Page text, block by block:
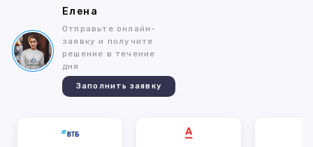
Елена
Отправьте онлайн-
заявку и получите
решение в течение
дня
Заполнить заявку